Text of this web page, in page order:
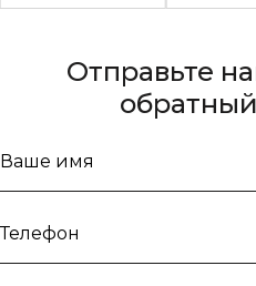
Отправьте
Ваше